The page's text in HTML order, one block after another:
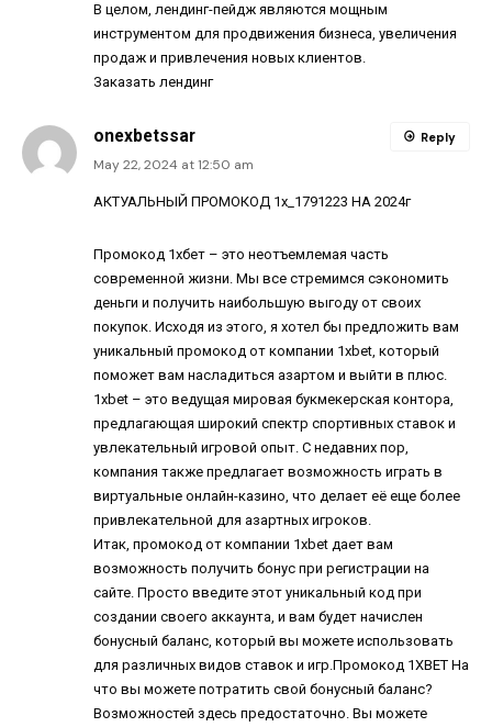
В целом, лендинг-пейдж являются мощным
инструментом для продвижения бизнеса, увеличения
продаж и привлечения новых клиентов.
Заказать лендинг
onexbetssar
May 22, 2024 at 12:50 am
АКТУАЛЬНЫЙ ПРОМОКОД 1x_1791223 НА 2024г
Промокод 1хбет – это неотъемлемая часть
современной жизни. Мы все стремимся сэкономить
деньги и получить наибольшую выгоду от своих
покупок. Исходя из этого, я хотел бы предложить вам
уникальный промокод от компании 1xbet, который
поможет вам насладиться азартом и выйти в плюс.
1xbet – это ведущая мировая букмекерская контора,
предлагающая широкий спектр спортивных ставок и
увлекательный игровой опыт. С недавних пор,
компания также предлагает возможность играть в
виртуальные онлайн-казино, что делает её еще более
привлекательной для азартных игроков.
Итак, промокод от компании 1xbet дает вам
возможность получить бонус при регистрации на
сайте. Просто введите этот уникальный код при
создании своего аккаунта, и вам будет начислен
бонусный баланс, который вы можете использовать
для различных видов ставок и игр. Промокод 1XBET На
что вы можете потратить свой бонусный баланс?
Возможностей здесь предостаточно. Вы можете
Reply